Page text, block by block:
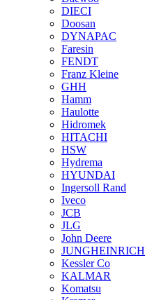
DIECI
Doosan
DYNAPAC
Faresin
FENDT
Franz Kleine
GHH
Hamm
Haulotte
Hidromek
HITACHI
HSW
Hydrema
HYUNDAI
Ingersoll Rand
Iveco
JCB
JLG
John Deere
JUNGHEINRICH
Kessler Co
KALMAR
Komatsu